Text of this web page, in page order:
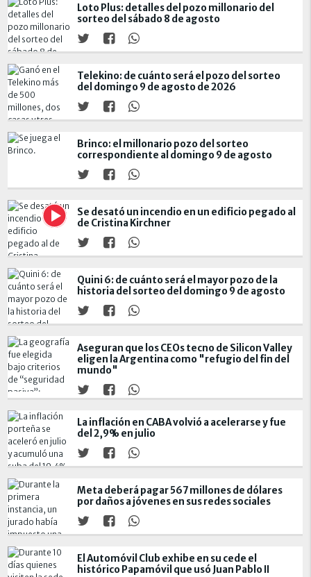
Loto Plus: detalles del pozo millonario del
sorteo del sábado 8 de agosto
Telekino: de cuánto será el pozo del sorteo
del domingo 9 de agosto de 2026
Brinco: el millonario pozo del sorteo
correspondiente al domingo 9 de agosto
Se desató un incendio en un edificio pegado al
de Cristina Kirchner
Quini 6: de cuánto será el mayor pozo de la
historia del sorteo del domingo 9 de agosto
Aseguran que los CEOs tecno de Silicon Valley
eligen la Argentina como "refugio del fin del
mundo"
La inflación en CABA volvió a acelerarse y fue
del 2,9% en julio
Meta deberá pagar 567 millones de dólares
por daños a jóvenes en sus redes sociales
El Automóvil Club exhibe en su cede el
histórico Papamóvil que usó Juan Pablo II